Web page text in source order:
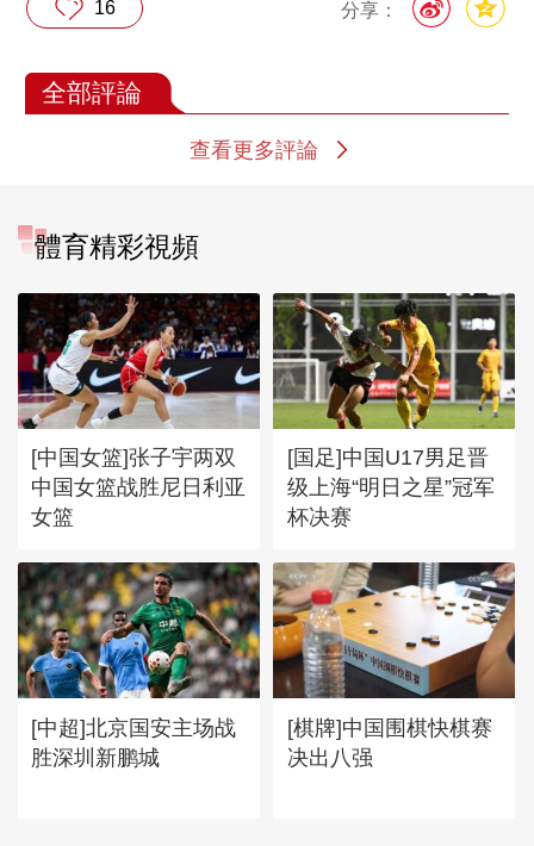
分享：
16
全部評論
查看更多評論
體育精彩視頻
[中国女篮]张子宇两双
中国女篮战胜尼日利亚
女篮
[国足]中国U17男足晋
级上海“明日之星”冠军
杯决赛
[中超]北京国安主场战
胜深圳新鹏城
[棋牌]中国围棋快棋赛
决出八强